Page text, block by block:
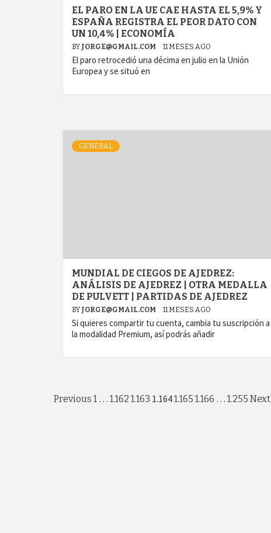
EL PARO EN LA UE CAE HASTA EL 5,9% Y
ESPAÑA REGISTRA EL PEOR DATO CON
UN 10,4% | ECONOMÍA
BY JORGE@GMAIL.COM 11 MESES AGO
El paro retrocedió una décima en julio en la Unión
Europea y se situó en
GENERAL
MUNDIAL DE CIEGOS DE AJEDREZ:
ANÁLISIS DE AJEDREZ | OTRA MEDALLA
DE PULVETT | PARTIDAS DE AJEDREZ
BY JORGE@GMAIL.COM 11 MESES AGO
Si quieres compartir tu cuenta, cambia tu suscripción a
la modalidad Premium, así podrás añadir
Paginación
Previous 1 … 1.162 1.163 1.1641.165 1.166 … 1.255 Next